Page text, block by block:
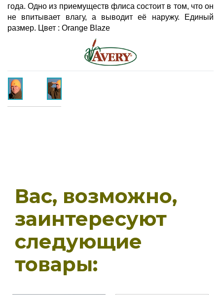
года. Одно из приемуществ флиса состоит в том, что он
не впитывает влагу, а выводит её наружу. Единый
размер. Цвет : Orange Blaze
Вас, возможно,
заинтересуют
следующие
товары: